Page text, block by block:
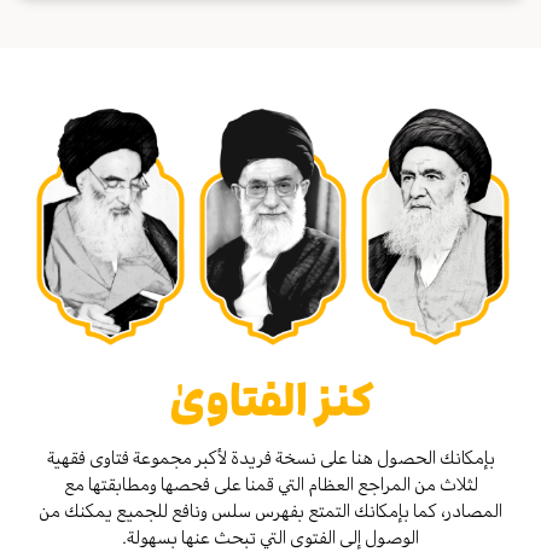
كنز الفتاوىٰ
بإمكانك الحصول هنا على نسخة فريدة لأكبر مجموعة فتاوى فقهية
لثلاث من المراجع العظام التي قمنا على فحصها ومطابقتها مع
المصادر، كما بإمكانك التمتع بفهرس سلس ونافع للجميع يمكنك من
الوصول إلى الفتوى التي تبحث عنها بسهولة.